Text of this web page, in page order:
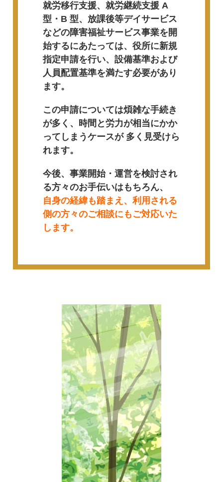
就労移行支援、就労継続支援 A
型・B 型、放課後等デイサービス
などの障害福祉サービス事業を開
始するにあたっては、役所に新規
指定申請を行い、設備基準および
人員配置基準を満たす必要があり
ます。
この申請については煩雑な手続き
が多く、時間と労力が相当にかか
ってしまうケースが 多く見受けら
れます。
今後、事業開始・運営を検討され
る方々のお手伝いはもちろん、
自身の経緯も踏まえ、利用される
側の方々のご相談にもご対応いた
します。